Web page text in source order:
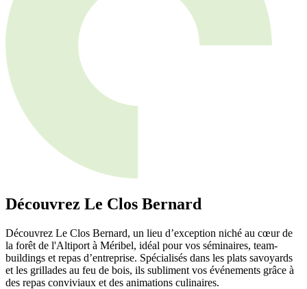
Découvrez Le Clos Bernard
Découvrez Le Clos Bernard, un lieu d’exception niché au cœur de
la forêt de l'Altiport à Méribel, idéal pour vos séminaires, team-
buildings et repas d’entreprise. Spécialisés dans les plats savoyards
et les grillades au feu de bois, ils subliment vos événements grâce à
des repas conviviaux et des animations culinaires.